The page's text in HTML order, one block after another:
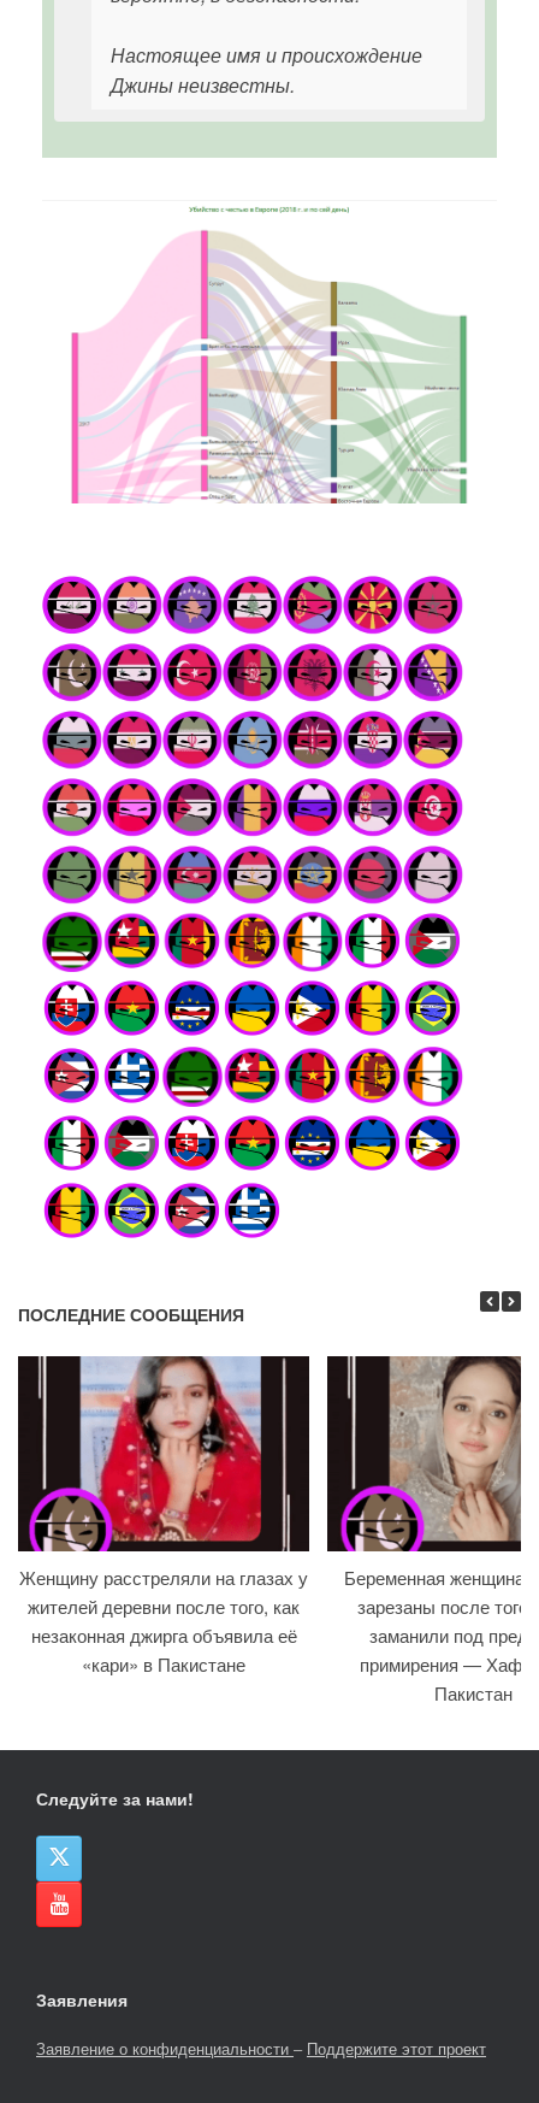
Настоящее имя и происхождение
Джины неизвестны.
ПОСЛЕДНИЕ СООБЩЕНИЯ
Женщину расстреляли на глазах у
жителей деревни после того, как
незаконная джирга объявила её
«кари» в Пакистане
Беременная женщина
зарезаны после того,
заманили под
примирения —
Пакистан
Следуйте за нами!
Заявления
Заявление о конфиденциальности – Поддержите этот проект